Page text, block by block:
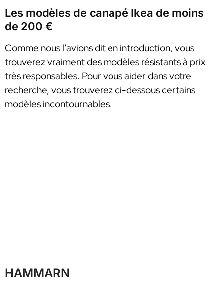
Les modèles de canapé Ikea de moins
de 200 €
Comme nous l’avions dit en introduction, vous
trouverez vraiment des modèles résistants à prix
très responsables. Pour vous aider dans votre
recherche, vous trouverez ci-dessous certains
modèles incontournables.
HAMMARN